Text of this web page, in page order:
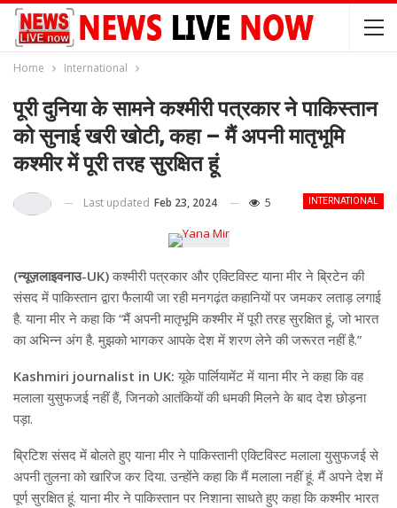
Home International
पूरी दुनिया के सामने कश्‍मीरी पत्रकार ने पाकिस्‍तान
को सुनाई खरी खोटी, कहा – मैं अपनी मातृभूमि
कश्मीर में पूरी तरह सुरक्षित हूं
INTERNATIONAL
Last updated Feb 23, 2024 5
(न्यूज़लाइवनाउ-UK)कश्मीरी पत्रकार और एक्टिविस्ट याना मीर ने ब्रिटेन की
संसद में पाकिस्तान द्वारा फैलायी जा रही मनगढ़ंत कहानियों पर जमकर लताड़ लगाई
है. याना मीर ने कहा कि “मैं अपनी मातृभूमि कश्मीर में पूरी तरह सुरक्षित हूं, जो भारत
का अभिन्न अंग है. मुझको भागकर आपके देश में शरण लेने की जरूरत नहीं है.”
Kashmiri journalist in UK:यूके पार्लियामेंट में याना मीर ने कहा कि वह
मलाला युसुफजई नहीं हैं, जिनको आतंकियों की धमकी मिलने के बाद देश छोड़ना
पड़ा.
ब्रिटिश संसद में बोलते हुए याना मीर ने पाकिस्तानी एक्टिविस्ट मलाला युसुफजई से
अपनी तुलना को खारिज कर दिया. उन्होंने कहा कि मैं मलाला नहीं हूं. मैं अपने देश में
पूर्ण सुरक्षित हूं. याना मीर ने पाकिस्तान पर निशाना साधते हुए कहा कि कश्मीर भारत